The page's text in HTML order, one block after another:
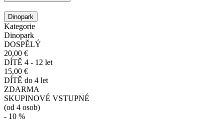
Dinopark
Kategorie
Dinopark
DOSPĚLÝ
20,00 €
DÍTĚ 4 - 12 let
15,00 €
DÍTĚ do 4 let
ZDARMA
SKUPINOVÉ VSTUPNÉ
(od 4 osob)
- 10 %